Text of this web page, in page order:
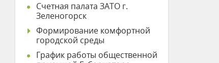
Счетная палата ЗАТО г.
Зеленогорск
Формирование комфортной
городской среды
График работы общественной